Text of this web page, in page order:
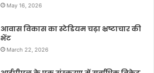
May 16, 2026
आवास विकास का स्टेडियम चढ़ा भ्रष्टाचार की
भेंट
March 22, 2026